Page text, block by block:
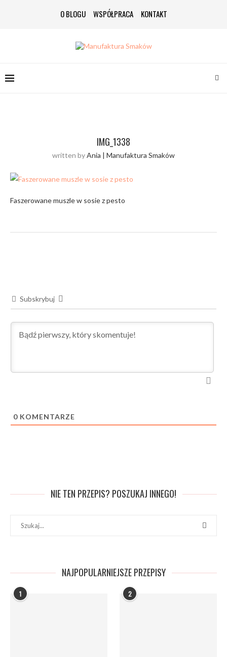
O BLOGU WSPÓŁPRACA KONTAKT
IMG_1338
written byAnia | Manufaktura Smaków
Faszerowane muszle w sosie z pesto
Subskrybuj
0 KOMENTARZE
NIE TEN PRZEPIS? POSZUKAJ INNEGO!
NAJPOPULARNIEJSZE PRZEPISY
1 2